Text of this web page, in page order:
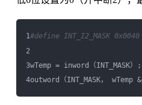
1#define INT_I2_MASK 0x0040
2
3wTemp = inword（INT_MASK）;